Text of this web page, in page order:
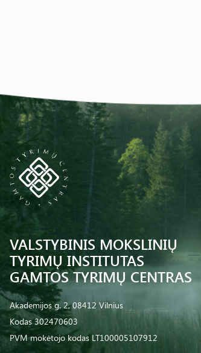
VALSTYBINIS MOKSLINIŲ
TYRIMŲ INSTITUTAS
GAMTOS TYRIMŲ CENTRAS
Akademijos g. 2, 08412 Vilnius
Kodas 302470603
PVM mokėtojo kodas LT100005107912